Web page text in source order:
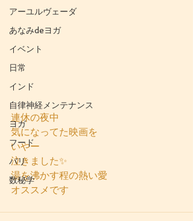
アーユルヴェーダ
あなみdeヨガ
イベント
日常
インド
自律神経メンテナンス
ヨガ
フード
バリ
数秘学
連休の夜中
気になってた映画を
いやー
泣きました✨
湯を沸かす程の熱い愛
オススメです